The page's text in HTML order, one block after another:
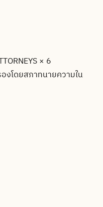
× 6
งโดยสภาทนายความใน